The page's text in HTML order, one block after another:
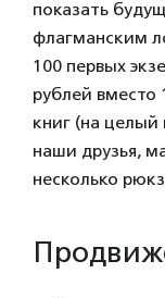
показать
флагманским
100 первых
рублей вместо
книг (на целый
наши друзья,
несколько